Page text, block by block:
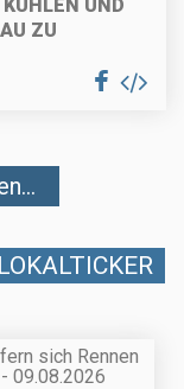
UND
ZU
LOKALTICKER
sich Rennen
09.08.2026